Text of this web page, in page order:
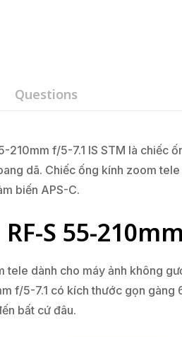
Questions
210mm f/5-7.1 IS STM là chiếc
dã. Chiếc ống kính zoom
biến APS-C.
S 55-
tele dành cho máy ảnh không
f/5-7.1 có kích thước gọn
bất cứ đâu.